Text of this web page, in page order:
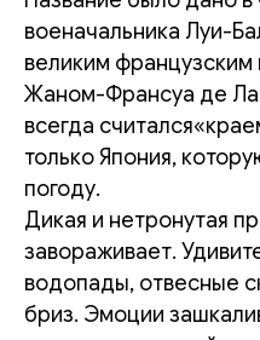
военачальника Луи-
великим
Жаном-Франсуа де
всегда считался
только Япония,
погоду.
Дикая и нетронутая
завораживает.
водопады, отвесные
бриз. Эмоции